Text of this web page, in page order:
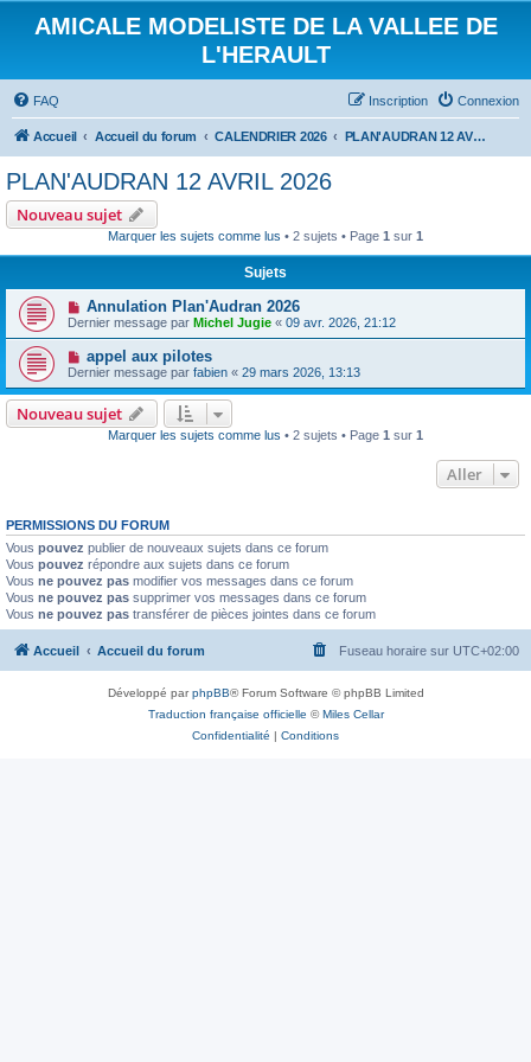
AMICALE MODELISTE DE LA VALLEE DE
L'HERAULT
FAQ Connexion
Inscription
Accueil Accueil du forum CALENDRIER 2026 PLAN'AUDRAN 12 AVRIL 2026
PLAN'AUDRAN 12 AVRIL 2026
Nouveau sujet
Marquer les sujets comme lus • 2 sujets • Page 1 sur 1
Sujets
Annulation Plan'Audran 2026
Dernier message par Michel Jugie « 09 avr. 2026, 21:12
appel aux pilotes
Dernier message par fabien « 29 mars 2026, 13:13
Nouveau sujet
Marquer les sujets comme lus • 2 sujets • Page 1 sur 1
Aller
PERMISSIONS DU FORUM
Vous pouvez publier de nouveaux sujets dans ce forum
Vous pouvez répondre aux sujets dans ce forum
Vous ne pouvez pas modifier vos messages dans ce forum
Vous ne pouvez pas supprimer vos messages dans ce forum
Vous ne pouvez pas transférer de pièces jointes dans ce forum
Accueil Accueil du forum Fuseau horaire sur UTC+02:00
Développé parphpBB® Forum Software © phpBB Limited
Traduction française officielle ©Miles Cellar
Confidentialité | Conditions